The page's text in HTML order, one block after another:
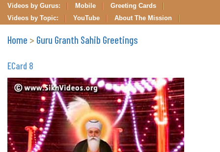
Videos by Gurus: Mobile
Greeting Cards
Videos by Topic:
YouTube About The Mission
Home > Guru Granth Sahib Greetings
ECard 8